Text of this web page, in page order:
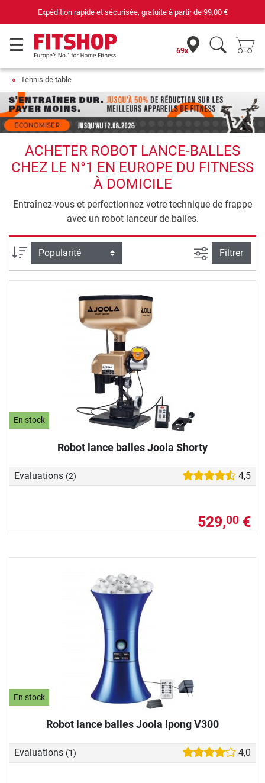
Expédition rapide et sécurisée, gratuite à partir de 99,00 €
69x
Tennis de table
ACHETER ROBOT LANCE-BALLES
CHEZ LE N°1 EN EUROPE DU FITNESS
À DOMICILE
Entraînez-vous et perfectionnez votre technique de frappe
avec un robot lanceur de balles.
Trier par Filtrer la
Filtrer
En stock
Robot lance balles Joola Shorty
Evaluations (2) 4,5
529,00 €
En stock
Robot lance balles Joola Ipong V300
Evaluations (1) 4,0